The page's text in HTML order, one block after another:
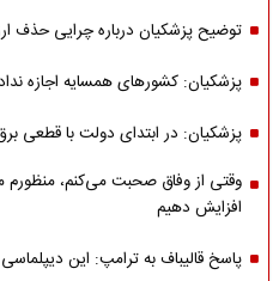
توضیح پزشکیان درباره چرایی حذف
پزشکیان: کشورهای همسایه اجازه
پزشکیان: در ابتدای دولت با قطعی
وقتی از وفاق صحبت می‌کنم، منظورم
افزایش دهیم
پاسخ قالیباف به ترامپ: این